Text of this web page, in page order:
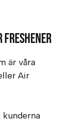
freshener
är våra
Air